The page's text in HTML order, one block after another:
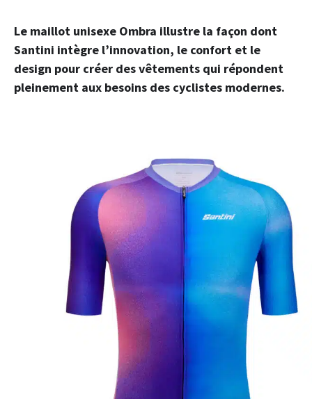
Le maillot unisexe Ombra illustre la façon dont
Santini intègre l’innovation, le confort et le
design pour créer des vêtements qui répondent
pleinement aux besoins des cyclistes modernes.